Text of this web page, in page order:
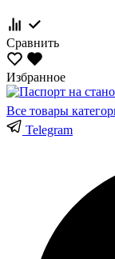
Сравнить
Избранное
Все товары
Telegram